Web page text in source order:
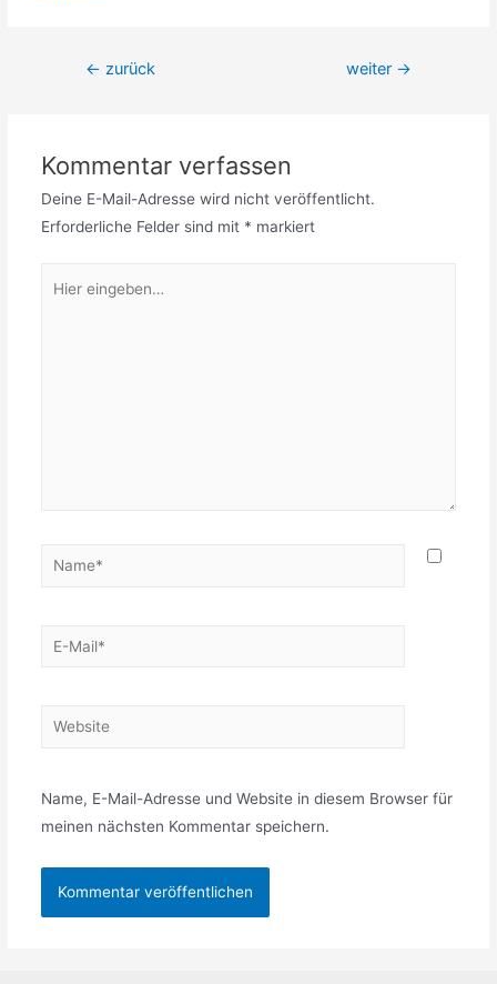
Beitragsnavigation
← zurück weiter →
Kommentar verfassen
Deine E-Mail-Adresse wird nicht veröffentlicht.
Erforderliche Felder sind mit * markiert
eingeben…
Name*
E-
Website
Name, E-Mail-Adresse und Website in diesem Browser für
meinen nächsten Kommentar speichern.